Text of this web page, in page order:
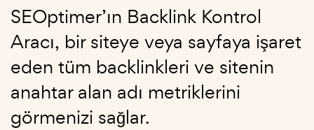
SEOptimer’ın Backlink Kontrol
Aracı, bir siteye veya sayfaya işaret
eden tüm backlinkleri ve sitenin
anahtar alan adı metriklerini
görmenizi sağlar.